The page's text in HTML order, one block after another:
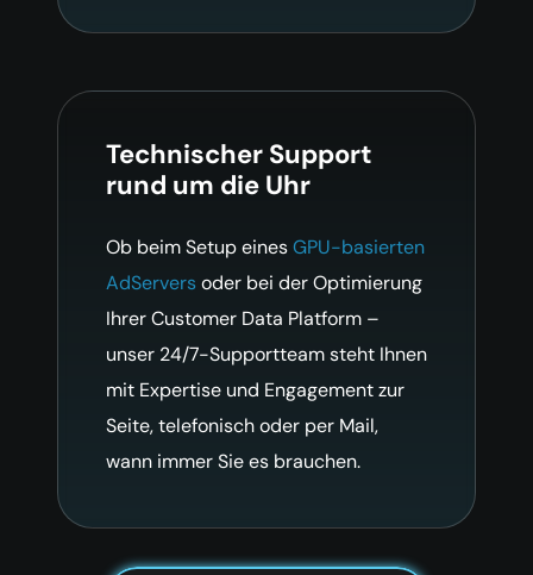
Technischer Support
rund um die Uhr
Ob beim Setup einesGPU-basierten
AdServersoder bei der Optimierung
Ihrer Customer Data Platform –
unser 24/7-Supportteam steht Ihnen
mit Expertise und Engagement zur
Seite, telefonisch oder per Mail,
wann immer Sie es brauchen.